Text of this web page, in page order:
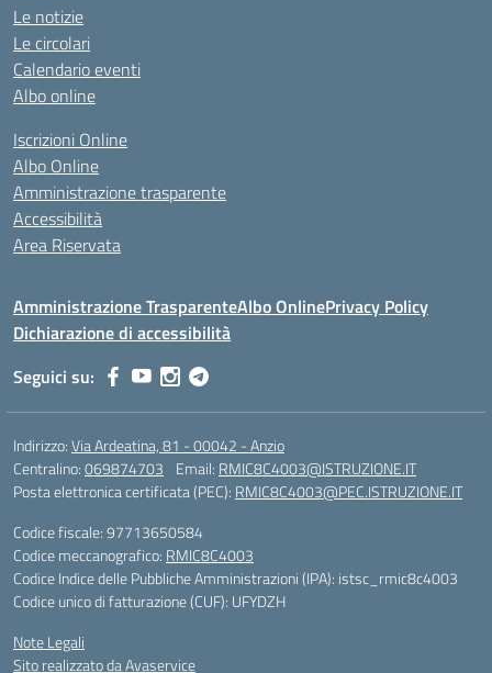
Le notizie
Le circolari
Calendario eventi
Albo online
Iscrizioni Online
Albo Online
Amministrazione trasparente
Accessibilità
Area Riservata
Amministrazione TrasparenteAlbo OnlinePrivacy Policy
Dichiarazione di accessibilità
Seguici su:
Indirizzo:Via Ardeatina, 81 - 00042 - Anzio
Centralino:069874703 Email: RMIC8C4003@ISTRUZIONE.IT
Posta elettronica certificata (PEC): RMIC8C4003@PEC.ISTRUZIONE.IT
Codice fiscale: 97713650584
Codice meccanografico: RMIC8C4003
Codice Indice delle Pubbliche Amministrazioni (IPA): istsc_rmic8c4003
Codice unico di fatturazione (CUF): UFYDZH
Note Legali
Sito realizzato da Avaservice